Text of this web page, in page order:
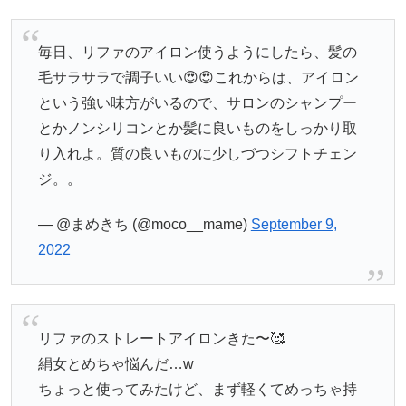
毎日、リファのアイロン使うようにしたら、髪の
毛サラサラで調子いい😍😍これからは、アイロン
という強い味方がいるので、サロンのシャンプー
とかノンシリコンとか髪に良いものをしっかり取
り入れよ。質の良いものに少しづつシフトチェン
ジ。。
— @まめきち (@moco__mame) September 9,
2022
リファのストレートアイロンきた〜🥰
絹女とめちゃ悩んだ…w
ちょっと使ってみたけど、まず軽くてめっちゃ持